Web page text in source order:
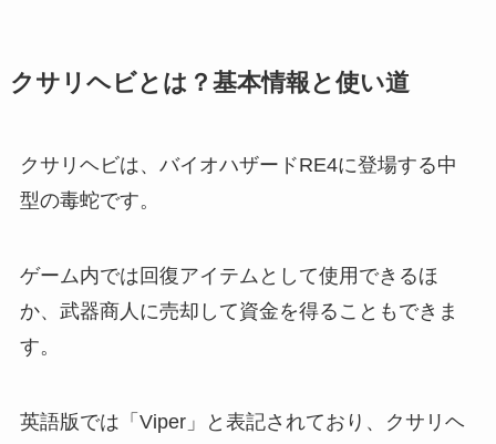
クサリヘビとは？基本情報と使い道
クサリヘビは、バイオハザードRE4に登場する中
型の毒蛇です。
ゲーム内では回復アイテムとして使用できるほ
か、武器商人に売却して資金を得ることもできま
す。
英語版では「Viper」と表記されており、クサリヘ